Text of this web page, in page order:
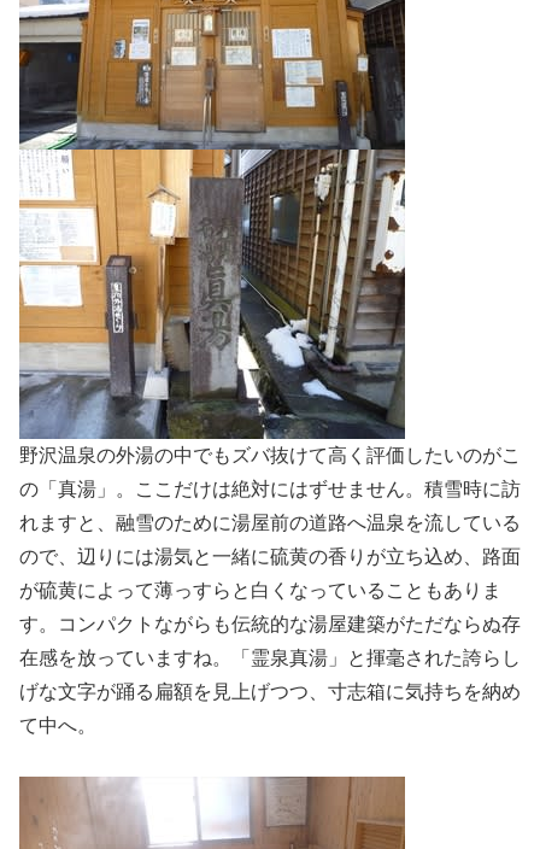
野沢温泉の外湯の中でもズバ抜けて高く評価したいのがこ
の「真湯」。ここだけは絶対にはずせません。積雪時に訪
れますと、融雪のために湯屋前の道路へ温泉を流している
ので、辺りには湯気と一緒に硫黄の香りが立ち込め、路面
が硫黄によって薄っすらと白くなっていることもありま
す。コンパクトながらも伝統的な湯屋建築がただならぬ存
在感を放っていますね。「霊泉真湯」と揮毫された誇らし
げな文字が踊る扁額を見上げつつ、寸志箱に気持ちを納め
て中へ。